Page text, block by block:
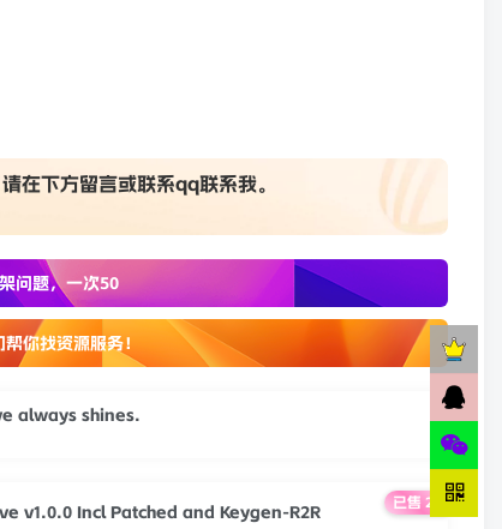
在下方留言或联系qq联系我。
问题，一次50
你找资源服务！
always shines.
v1.0.0 Incl Patched and Keygen-R2R 已售 21